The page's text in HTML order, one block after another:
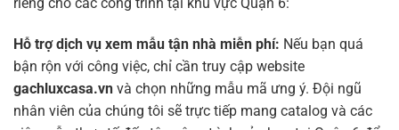
Hỗ trợ dịch vụ xem mẫu tận nhà miễn phí: Nếu bạn quá
bận rộn với công việc, chỉ cần truy cập website
gachluxcasa.vn và chọn những mẫu mã ưng ý. Đội ngũ
nhân viên của chúng tôi sẽ trực tiếp mang catalog và các